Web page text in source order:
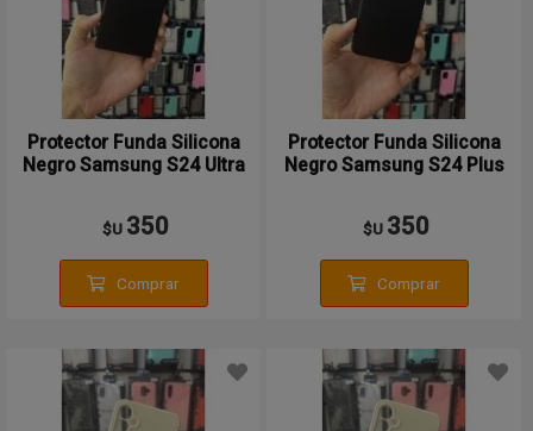
Protector Funda Silicona
Negro Samsung S24 Ultra
$U 350
Comprar
Protector Funda Silicona
Negro Samsung S24 Plus
$U 350
Comprar